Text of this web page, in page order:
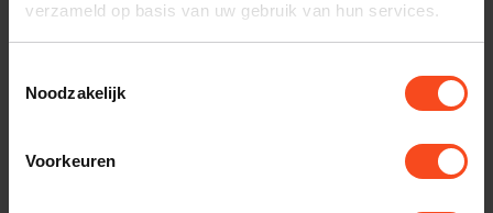
verzameld op basis van uw gebruik van hun services.
Noodzakelijk
Voorkeuren
Reviews
Gerelateerde producten
SILENT ANGEL
€449,00